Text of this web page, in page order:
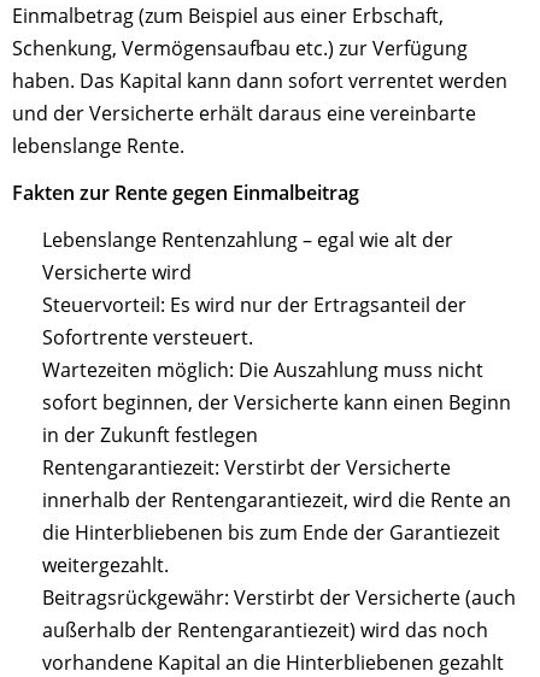
Einmalbetrag (zum Beispiel aus einer Erbschaft,
Schenkung, Vermögensaufbau etc.) zur Verfügung
haben. Das Kapital kann dann sofort verrentet werden
und der Versicherte erhält daraus eine vereinbarte
lebenslange Rente.
Fakten zur Rente gegen Einmalbeitrag
Lebenslange Rentenzahlung – egal wie alt der
Versicherte wird
Steuervorteil: Es wird nur der Ertragsanteil der
Sofortrente versteuert.
Wartezeiten möglich: Die Auszahlung muss nicht
sofort beginnen, der Versicherte kann einen Beginn
in der Zukunft festlegen
Rentengarantiezeit: Verstirbt der Versicherte
innerhalb der Rentengarantiezeit, wird die Rente an
die Hinterbliebenen bis zum Ende der Garantiezeit
weitergezahlt.
Beitragsrückgewähr: Verstirbt der Versicherte (auch
außerhalb der Rentengarantiezeit) wird das noch
vorhandene Kapital an die Hinterbliebenen gezahlt